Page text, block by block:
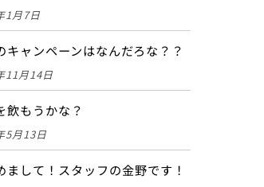
1月7日
キャンペーンはなんだろな？？
11月14日
飲もうかな？
5月13日
まして！スタッフの金野です！